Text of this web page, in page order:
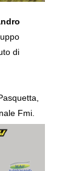
di
Fmi.